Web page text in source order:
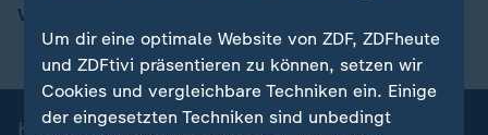
Verhandlungsrunde.
Um dir eine optimale Website von ZDF, ZDFheute
und ZDFtivi präsentieren zu können, setzen wir
Cookies und vergleichbare Techniken ein. Einige
der eingesetzten Techniken sind unbedingt